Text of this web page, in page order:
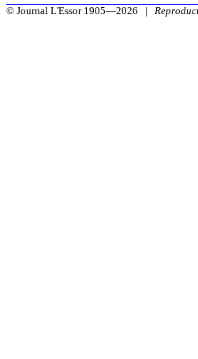
© Journal L'Essor 1905—2026 |